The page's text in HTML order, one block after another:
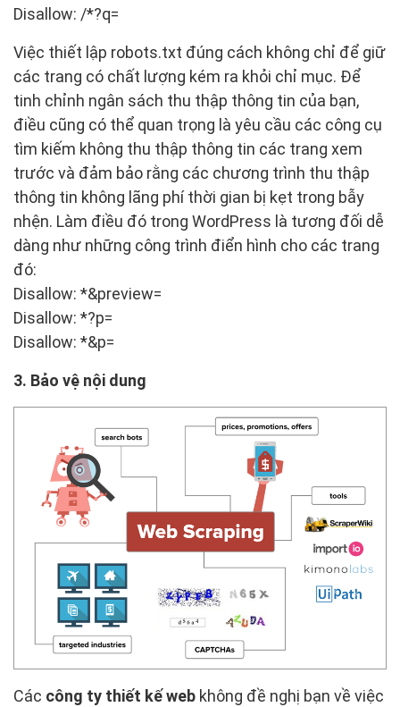
Disallow: /*?q=
Việc thiết lập robots.txt đúng cách không chỉ để giữ
các trang có chất lượng kém ra khỏi chỉ mục. Để
tinh chỉnh ngân sách thu thập thông tin của bạn,
điều cũng có thể quan trọng là yêu cầu các công cụ
tìm kiếm không thu thập thông tin các trang xem
trước và đảm bảo rằng các chương trình thu thập
thông tin không lãng phí thời gian bị kẹt trong bẫy
nhện. Làm điều đó trong WordPress là tương đối dễ
dàng như những công trình điển hình cho các trang
đó:
Disallow: *&preview=
Disallow: *?p=
Disallow: *&p=
3. Bảo vệ nội dung
Các công ty thiết kế web không đề nghị bạn về việc